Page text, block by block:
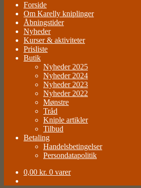
Forside
Om Karelly kniplinger
Åbningstider
Nyheder
Kurser & aktiviteter
Prisliste
Butik
Nyheder 2025
Nyheder 2024
Nyheder 2023
Nyheder 2022
Mønstre
Tråd
Kniple artikler
Tilbud
Betaling
Handelsbetingelser
Persondatapolitik
0,00 kr. 0 varer